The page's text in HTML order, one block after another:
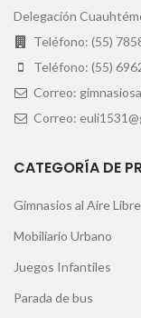
Delegación
Teléfono: (55)
Teléfono: (55)
Correo:
Correo:
CATEGORÍA DE
Gimnasios al Aire Libre
Mobiliario Urbano
Juegos Infantiles
Parada de bus